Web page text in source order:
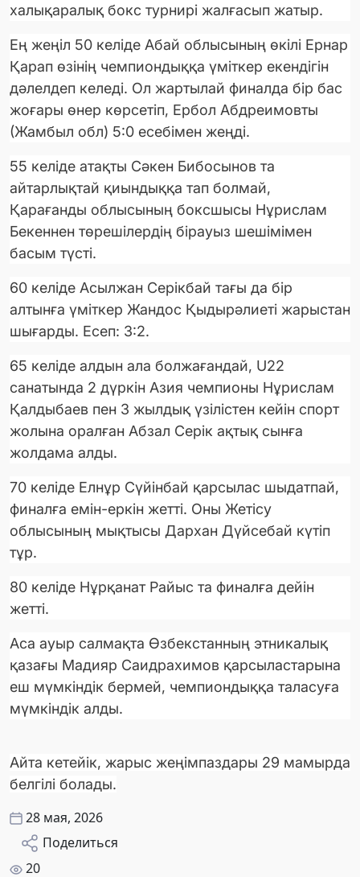
халықаралық бокс турнирі жалғасып жатыр.
Ең жеңіл 50 келіде Абай облысының өкілі Ернар
Қарап өзінің чемпиондыққа үміткер екендігін
дәлелдеп келеді. Ол жартылай финалда бір бас
жоғары өнер көрсетіп, Ербол Абдреимовты
(Жамбыл обл) 5:0 есебімен жеңді.
55 келіде атақты Сәкен Бибосынов та
айтарлықтай қиындыққа тап болмай,
Қарағанды облысының боксшысы Нұрислам
Бекеннен төрешілердің бірауыз шешімімен
басым түсті.
60 келіде Асылжан Серікбай тағы да бір
алтынға үміткер Жандос Қыдырәлиеті жарыстан
шығарды. Есеп: 3:2.
65 келіде алдын ала болжағандай, U22
санатында 2 дүркін Азия чемпионы Нұрислам
Қалдыбаев пен 3 жылдық үзілістен кейін спорт
жолына оралған Абзал Серік ақтық сынға
жолдама алды.
70 келіде Елнұр Сүйінбай қарсылас шыдатпай,
финалға емін-еркін жетті. Оны Жетісу
облысының мықтысы Дархан Дүйсебай күтіп
тұр.
80 келіде Нұрқанат Райыс та финалға дейін
жетті.
Аса ауыр салмақта Өзбекстанның этникалық
қазағы Мадияр Саидрахимов қарсыластарына
еш мүмкіндік бермей, чемпиондыққа таласуға
мүмкіндік алды.
Айта кетейік, жарыс жеңімпаздары 29 мамырда
белгілі болады.
28 мая, 2026
Поделиться
20